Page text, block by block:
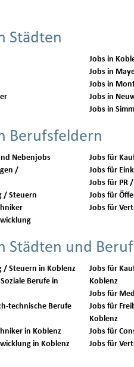
Städten
Jobs in
Jobs in
Jobs in
Jobs in
Jobs in
Berufsfeldern
Nebenjobs
/
/ Steuern
Jobs für
Jobs für
Jobs für PR
Jobs für
Jobs für
Städten und
Jobs für Finanzen / Controlling / Steuern in Koblenz
Berufe in
technische Berufe
Jobs für Ingenieurberufe / Techniker in Koblenz
Jobs für IT / TK / Software-Entwicklung in Koblenz
Jobs für
Koblenz
Jobs für
Koblenz